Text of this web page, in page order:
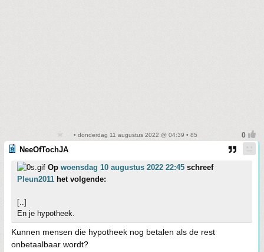
• donderdag 11 augustus 2022 @ 04:39 • 85
NeeOfTochJA
Op woensdag 10 augustus 2022 22:45 schreef
Pleun2011 het volgende:
[..]
En je hypotheek.
Kunnen mensen die hypotheek nog betalen als de rest
onbetaalbaar wordt?